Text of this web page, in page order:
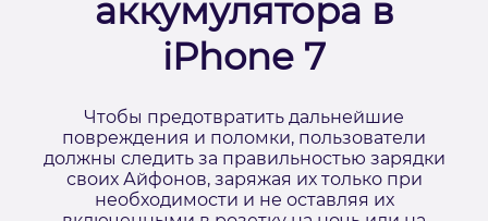
аккумулятора в
iPhone 7
Чтобы предотвратить дальнейшие
повреждения и поломки, пользователи
должны следить за правильностью зарядки
своих Айфонов, заряжая их только при
необходимости и не оставляя их